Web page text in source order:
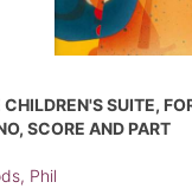
CHILDREN'S SUITE,
SCORE AND PART
Phil